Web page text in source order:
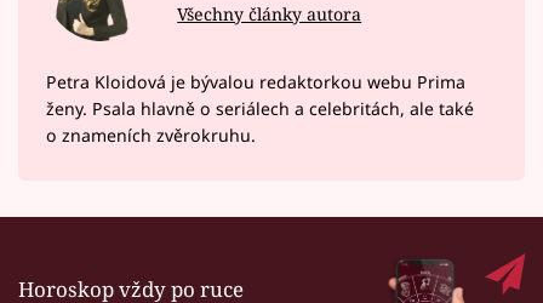
Všechny články autora
Petra Kloidová je bývalou redaktorkou webu Prima
ženy. Psala hlavně o seriálech a celebritách, ale také
o znameních zvěrokruhu.
Horoskop vždy po ruce